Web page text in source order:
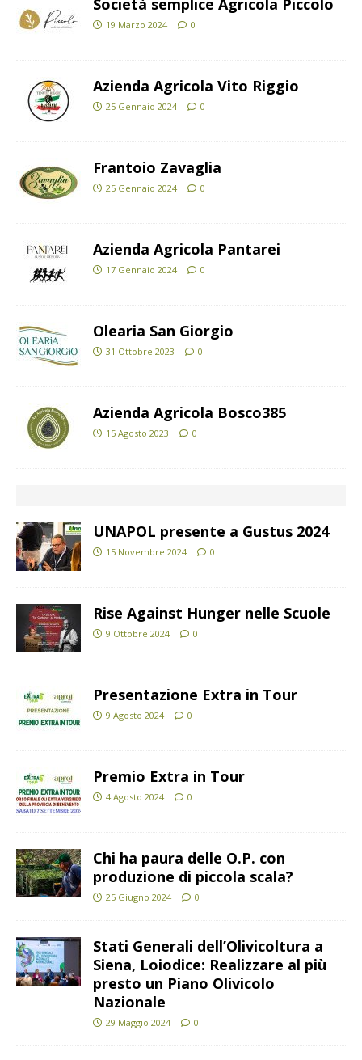
19 Marzo 2024 0
Azienda Agricola Vito Riggio
25 Gennaio 2024 0
Frantoio Zavaglia
25 Gennaio 2024 0
Azienda Agricola Pantarei
17 Gennaio 2024 0
Olearia San Giorgio
31 Ottobre 2023 0
Azienda Agricola Bosco385
15 Agosto 2023 0
UNAPOL presente a Gustus 2024
15 Novembre 2024 0
Rise Against Hunger nelle Scuole
9 Ottobre 2024 0
Presentazione Extra in Tour
9 Agosto 2024 0
Premio Extra in Tour
4 Agosto 2024 0
Chi ha paura delle O.P. con
produzione di piccola scala?
25 Giugno 2024 0
Stati Generali dell’Olivicoltura a
Siena, Loiodice: Realizzare al più
presto un Piano Olivicolo
Nazionale
29 Maggio 2024 0